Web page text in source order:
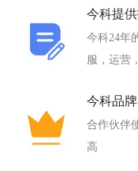
今科提
今科24年
服，运营
今科品
合作伙伴
高